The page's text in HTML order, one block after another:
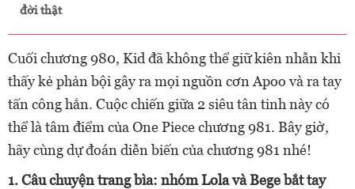
đời thật
Cuối chương 980, Kid đã không thể giữ kiên nhẫn khi
thấy kẻ phản bội gây ra mọi nguồn cơn Apoo và ra tay
tấn công hắn. Cuộc chiến giữa 2 siêu tân tinh này có
thể là tâm điểm của One Piece chương 981. Bây giờ,
hãy cùng dự đoán diễn biến của chương 981 nhé!
1. Câu chuyện trang bìa: nhóm Lola và Bege bắt tay